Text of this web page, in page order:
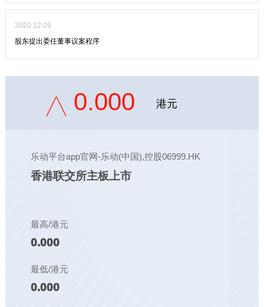
2020.12.09
股东提出委任董事议案程序
0.000 港元
乐动平台app官网-乐动(中国),控股06999.HK
香港联交所主板上市
最高/港元
0.000
最低/港元
0.000